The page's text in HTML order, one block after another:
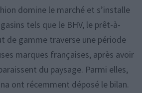
domine le marché et s’installe
tels que le BHV, le prêt-à-
de gamme traverse une période
marques françaises, après avoir
du paysage. Parmi elles,
ont récemment déposé le bilan.